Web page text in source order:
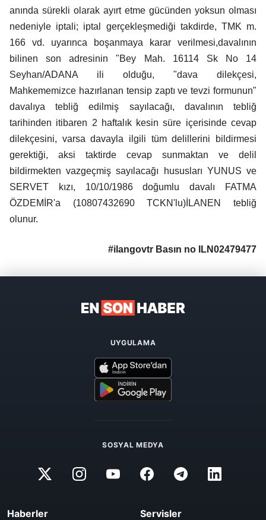
anında sürekli olarak ayırt etme gücünden yoksun olması
nedeniyle iptali; iptal gerçekleşmediği takdirde, TMK m.
166 vd. uyarınca boşanmaya karar verilmesi,davalının
bilinen son adresinin "Bey Mah. 16114 Sk No 14
Seyhan/ADANA ili olduğu, "dava dilekçesi,
Mahkememizce hazırlanan tensip zaptı ve tevzi formunun"
davalıya tebliğ edilmiş sayılacağı, davalının tebliğ
tarihinden itibaren 2 haftalık kesin süre içerisinde cevap
dilekçesini, varsa davayla ilgili tüm delillerini bildirmesi
gerektiği, aksi taktirde cevap sunmaktan ve delil
bildirmekten vazgeçmiş sayılacağı hususları YUNUS ve
SERVET kızı, 10/10/1986 doğumlu davalı FATMA
ÖZDEMİR'a (10807432690 TCKN'lu)İLANEN tebliğ
olunur.
#ilangovtr Basın no ILN02479477
UYGULAMA
SOSYAL MEDYA
Haberler Servisler